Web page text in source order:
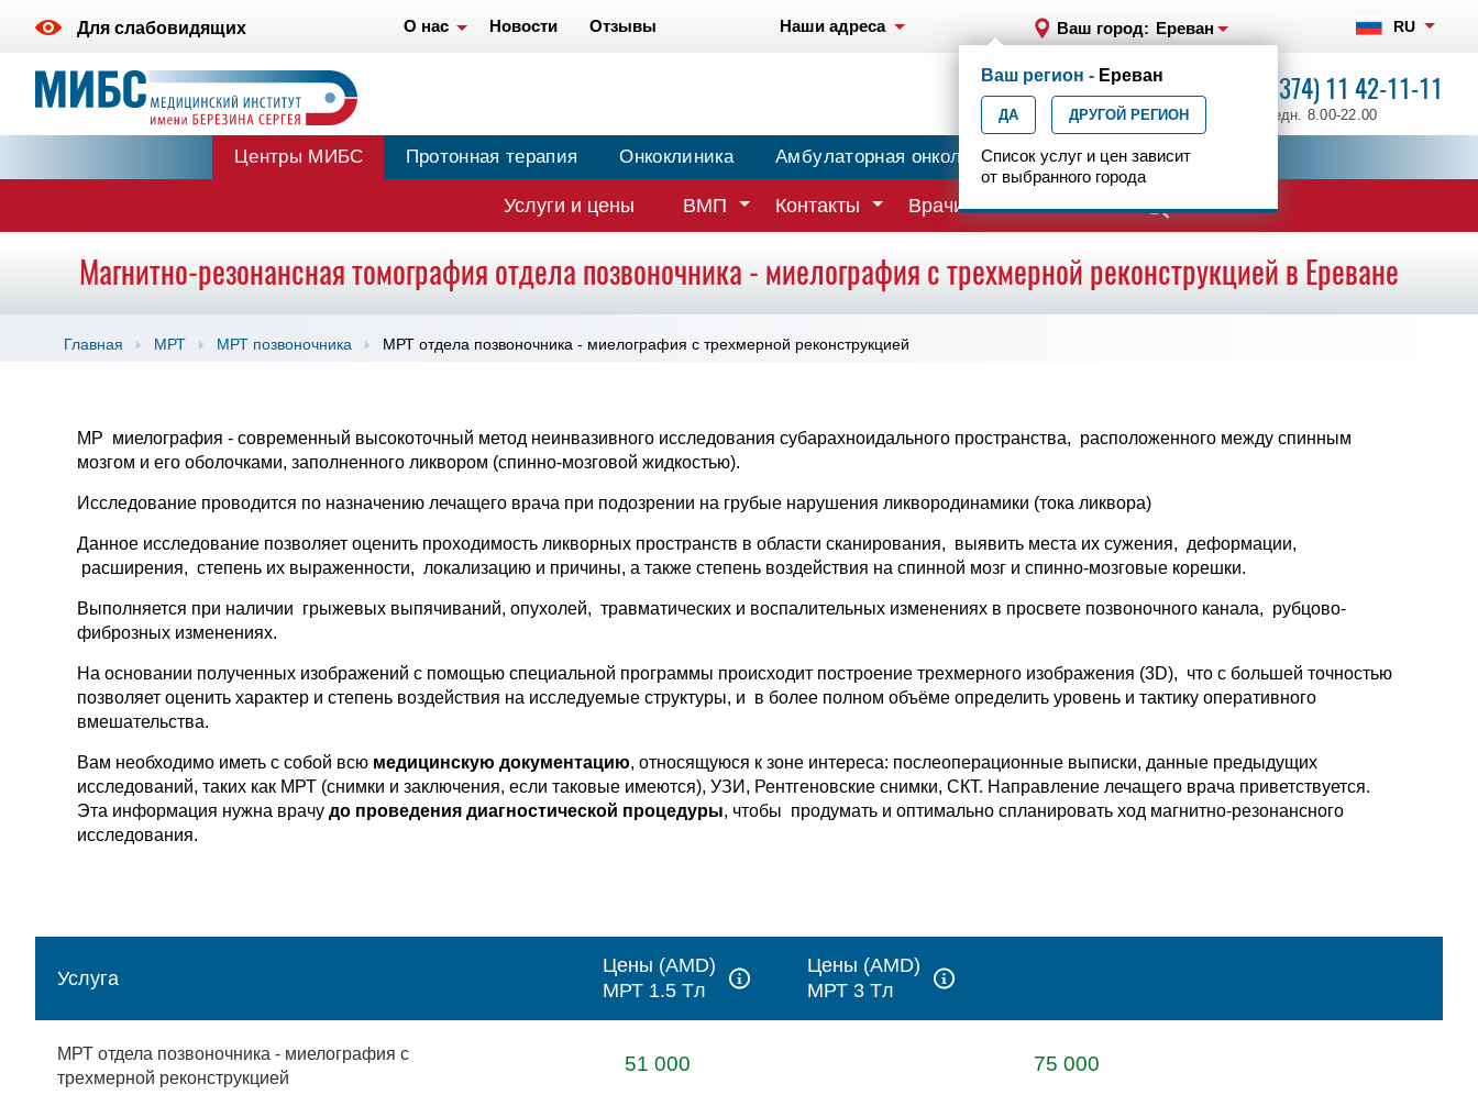
Для слабовидящих О нас Новости Отзывы Наши адреса Ваш город: Ереван RU
+7 (374) 11 42-11-11
ежедн. 8.00-22.00
Ваш регион - Ереван
ДА ДРУГОЙ РЕГИОН
Список услуг и цен зависит
от выбранного города
Центры МИБС Протонная терапия Онкоклиника Амбулаторная онкология Центр эпилептологии
Услуги и цены ВМП Контакты Врачи
Магнитно-резонансная томография отдела позвоночника - миелография с трехмерной реконструкцией в Ереване
Главная МРТ МРТ позвоночника МРТ отдела позвоночника - миелография с трехмерной реконструкцией
МР миелография - современный высокоточный метод неинвазивного исследования субарахноидального пространства, расположенного между спинным
мозгом и его оболочками, заполненного ликвором (спинно-мозговой жидкостью).
Исследование проводится по назначению лечащего врача при подозрении на грубые нарушения ликвородинамики (тока ликвора)
Данное исследование позволяет оценить проходимость ликворных пространств в области сканирования, выявить места их сужения, деформации,
расширения, степень их выраженности, локализацию и причины, а также степень воздействия на спинной мозг и спинно-мозговые корешки.
Выполняется при наличии грыжевых выпячиваний, опухолей, травматических и воспалительных изменениях в просвете позвоночного канала, рубцово-
фиброзных изменениях.
На основании полученных изображений с помощью специальной программы происходит построение трехмерного изображения (3D), что с большей точностью
позволяет оценить характер и степень воздействия на исследуемые структуры, и в более полном объёме определить уровень и тактику оперативного
вмешательства.
Вам необходимо иметь с собой всю медицинскую документацию, относящуюся к зоне интереса: послеоперационные выписки, данные предыдущих
исследований, таких как МРТ (снимки и заключения, если таковые имеются), УЗИ, Рентгеновские снимки, СКТ. Направление лечащего врача приветствуется.
Эта информация нужна врачудо проведения диагностической процедуры, чтобы продумать и оптимально спланировать ход магнитно-резонансного
исследования.
Услуга
Цены (AMD)
МРТ 1.5 Tл
Цены (AMD)
МРТ 3 Tл
МРТ отдела позвоночника - миелография с
трехмерной реконструкцией
51 000 75 000